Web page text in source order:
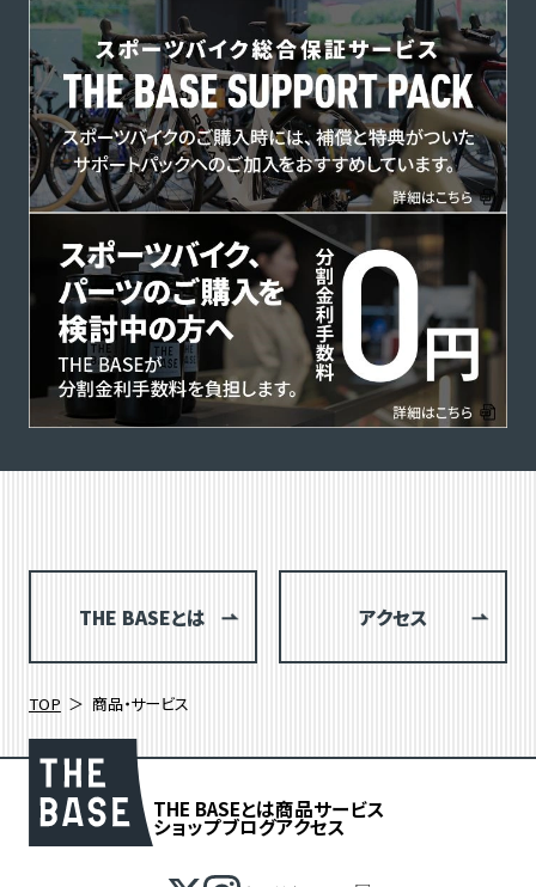
THE BASEとは アクセス
TOP 商品・サービス
THE BASEとは商品サービス
ショップブログアクセス